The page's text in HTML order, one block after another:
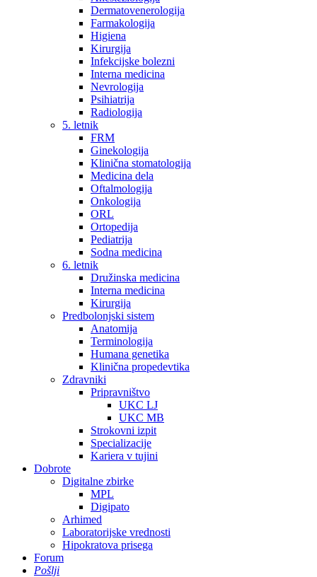
Dermatovenerologija
Farmakologija
Higiena
Kirurgija
Infekcijske bolezni
Interna medicina
Nevrologija
Psihiatrija
Radiologija
5. letnik
FRM
Ginekologija
Klinična stomatologija
Medicina dela
Oftalmologija
Onkologija
ORL
Ortopedija
Pediatrija
Sodna medicina
6. letnik
Družinska medicina
Interna medicina
Kirurgija
Predbolonjski sistem
Anatomija
Terminologija
Humana genetika
Klinična propedevtika
Zdravniki
Pripravništvo
UKC LJ
UKC MB
Strokovni izpit
Specializacije
Kariera v tujini
Dobrote
Digitalne zbirke
MPL
Digipato
Arhimed
Laboratorijske vrednosti
Hipokratova prisega
Forum
Pošlji